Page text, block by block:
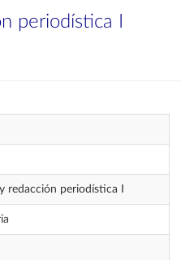
periodística I
redacción periodística I